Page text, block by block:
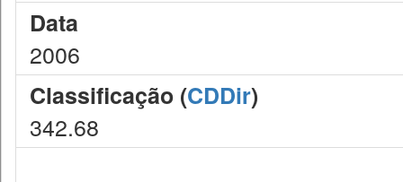
Data
2006
Classificação (CDDir)
342.68